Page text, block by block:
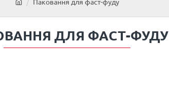
ДЛЯ ФАСТ-ФУДУ